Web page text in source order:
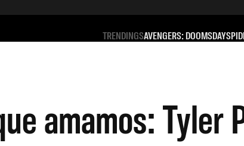
TRENDINGSAVENGERS: DOOMSDAY
amamos: Tyler